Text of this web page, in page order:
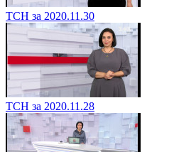
ТСН за 2020.11.30
ТСН за 2020.11.28